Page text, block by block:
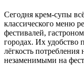
Сегодня крем-супы
классического меню
фестивалей,
городах. Их удобство
лёгкость
незаменимыми на